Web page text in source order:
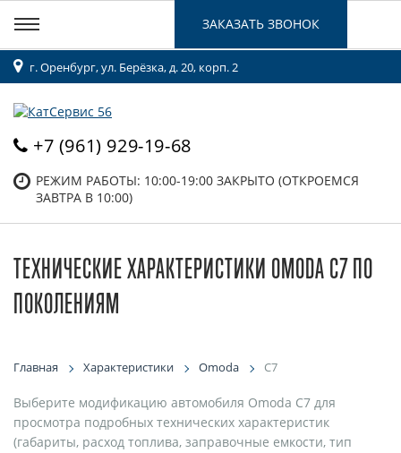
г. Оренбург, ул. Берёзка, д. 20, корп. 2
+7 (961) 929-19-68
РЕЖИМ РАБОТЫ: 10:00-19:00 ЗАКРЫТО (ОТКРОЕМСЯ
ЗАВТРА В 10:00)
ЗАКАЗАТЬ ЗВОНОК
ТЕХНИЧЕСКИЕ ХАРАКТЕРИСТИКИ OMODA C7 ПО
ПОКОЛЕНИЯМ
Главная Характеристики Omoda C7
Выберите модификацию автомобиля Omoda C7 для
просмотра подробных технических характеристик
(габариты, расход топлива, заправочные емкости, тип